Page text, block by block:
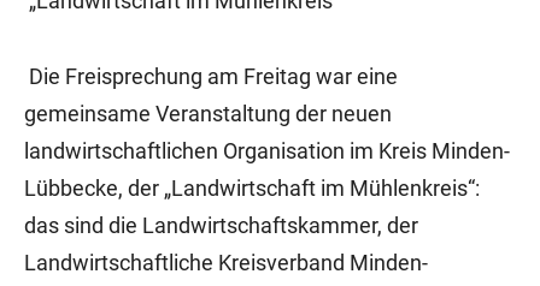
Die Freisprechung am Freitag war eine
gemeinsame Veranstaltung der neuen
landwirtschaftlichen Organisation im Kreis Minden-
Lübbecke, der „Landwirtschaft im Mühlenkreis“:
das sind die Landwirtschaftskammer, der
Landwirtschaftliche Kreisverband Minden-